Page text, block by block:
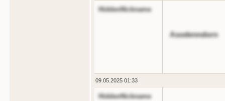
HiddenNickname
Asodenndorn
09.05.2025 01:33
HiddenNickname